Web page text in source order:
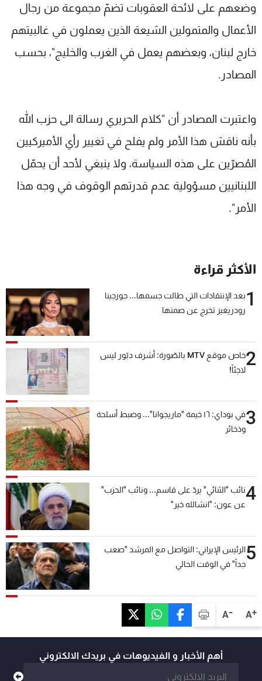
A+
A-
وضعهم على لائحة العقوبات تضمّ مجموعة من رجال
الأعمال والمتمولين الشيعة الذين يعملون في غالبيتهم
خارج لبنان، وبعضهم يعمل في الغرب والخليج"، بحسب
المصادر.
واعتبرت المصادر أن "كلام الحريري رسالة الى حزب الله
بأنه ناقش هذا الأمر ولم يفلح في تغيير رأي الأميركيين
المُصرّين على هذه السياسة، ولا ينبغي لأحد أن يحمّل
اللبنانيين مسؤولية عدم قدرتهم الوقوف في وجه هذا
الأمر".
الأكثر قراءة
1بعد الإنتقادات التي طالت جسمها... جورجينا
رودريغيز تخرج عن صمتها
2
خاص موقع MTV بالصّورة: أشرف دبّور ليس
لاجئاً!
3
في بوداي: ١٦ خيمة "ماريجوانا"... وضبط أسلحة
وذخائر
4نائب "الثنائي" يردّ على قاسم... ونائب "الحزب"
عن عون: "انشالله خير"
5الرئيس الإيراني: التواصل مع المرشد "صعب
جداً" في الوقت الحالي
أهم الأخبار و الفيديوهات في بريدك الالكتروني